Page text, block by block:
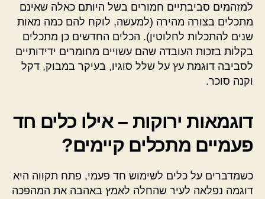
למזהמים סביבתיים חמורים בשל היותם כאלה שאינם
מתכלים בצורה מהירה (למעשה, לוקח להם כמה מאות
שנים להתכלות לחלוטין). הכלים החדשים כן מתכלים
בקלות בזכות העובדה שהם עשויים מחומרים ידידותיים
לסביבה דוגמת עץ על שלל סוגיו, בעיקר במבוק, דקל
וקנה סוכר.
דוגמאות ירוקות – אילו כלים חד
פעמיים מתכלים קיימים?
כשמדברים על כלים לשימוש חד פעמי, פתח תקווה היא
דוגמה נפלאה לעיר שהחלה לאמץ באהבה את המהפכה